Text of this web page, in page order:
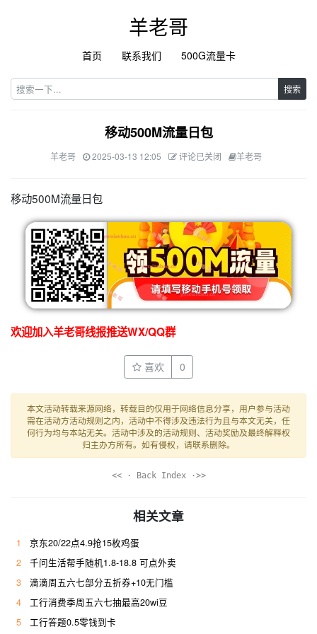
羊老哥
首页 联系我们 500G流量卡
搜索
移动500M流量日包
羊老哥 2025-03-13 12:05 评论已关闭 羊老哥
移动500M流量日包
欢迎加入羊老哥线报推送WX/QQ群
喜欢 0
本文活动转载来源网络，转载目的仅用于网络信息分享，用户参与活动
需在活动方活动规则之内，活动中不得涉及违法行为且与本文无关，任
何行为均与本站无关。活动中涉及的活动规则、活动奖励及最终解释权
归主办方所有。如有侵权，请联系删除。
<< · Back Index ·>>
相关文章
1
京东20/22点4.9抢15枚鸡蛋
2
千问生活帮手随机1.8-18.8 可点外卖
3
滴滴周五六七部分五折券+10无门槛
4
工行消费季周五六七抽最高20wi豆
5
工行答题0.5零钱到卡